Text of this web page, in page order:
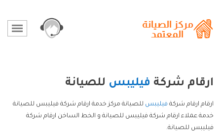
ارقام شركة فيليبس للصيانة
ارقام ارقام شركة فيليبس للصيانة مركز خدمة ارقام شركة فيليبس للصيانة
خدمة عملاء ارقام شركة فيليبس للصيانة و الخط الساخن ارقام شركة
فيليبس للصيانة.